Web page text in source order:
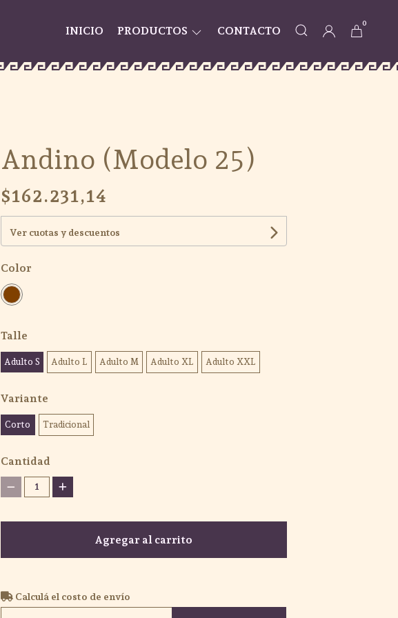
INICIO PRODUCTOS CONTACTO
0
Andino (Modelo 25)
$162.231,14
Ver cuotas y descuentos
Color
Talle
Adulto S Adulto L Adulto M Adulto XL Adulto XXL
Variante
Corto Tradicional
Cantidad
1
Agregar al carrito
Calculá el costo de envío